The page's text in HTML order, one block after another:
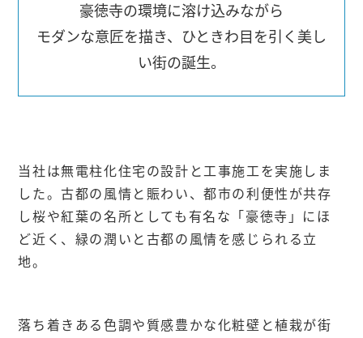
豪徳寺の環境に溶け込みながら
モダンな意匠を描き、ひときわ目を引く美し
い街の誕生。
当社は無電柱化住宅の設計と工事施工を実施しま
した。古都の風情と賑わい、都市の利便性が共存
し桜や紅葉の名所としても有名な「豪徳寺」にほ
ど近く、緑の潤いと古都の風情を感じられる立
地。
落ち着きある色調や質感豊かな化粧壁と植栽が街